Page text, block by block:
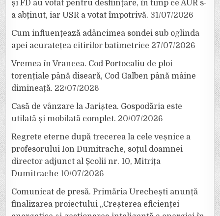
și FD au votat pentru desființare, în timp ce AUR s-
a abținut, iar USR a votat împotrivă. 31/07/2026
Cum influențează adâncimea sondei sub oglinda
apei acuratețea citirilor batimetrice 27/07/2026
Vremea în Vrancea. Cod Portocaliu de ploi
torențiale până diseară, Cod Galben până mâine
dimineață. 22/07/2026
Casă de vânzare la Jariștea. Gospodăria este
utilată și mobilată complet. 20/07/2026
Regrete eterne după trecerea la cele veșnice a
profesorului Ion Dumitrache, soțul doamnei
director adjunct al Școlii nr. 10, Mitrița
Dumitrache 10/07/2026
Comunicat de presă. Primăria Urechești anunță
finalizarea proiectului „Creșterea eficienței